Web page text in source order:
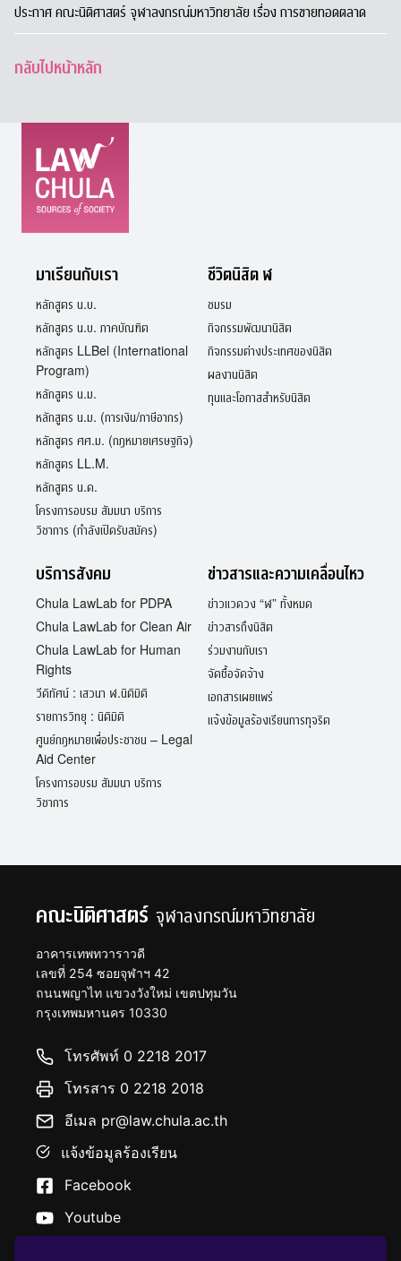
ประกาศ คณะนิติศาสตร์ จุฬาลงกรณ์มหาวิทยาลัย เรื่อง การขายทอดตลาด
กลับไปหน้าหลัก
มาเรียนกับเรา
หลักสูตร น.บ.
หลักสูตร น.บ. ภาคบัณฑิต
หลักสูตร LLBel (International
Program)
หลักสูตร น.ม.
หลักสูตร น.ม. (การเงิน/ภาษีอากร)
หลักสูตร ศศ.ม. (กฎหมายเศรษฐกิจ)
หลักสูตร LL.M.
หลักสูตร น.ด.
โครงการอบรม สัมมนา บริการ
วิชาการ (กำลังเปิดรับสมัคร)
ชีวิตนิสิต ฬ
ชมรม
กิจกรรมพัฒนานิสิต
กิจกรรมต่างประเทศของนิสิต
ผลงานนิสิต
ทุนและโอกาสสำหรับนิสิต
บริการสังคม
Chula LawLab for PDPA
Chula LawLab for Clean Air
Chula LawLab for Human
Rights
วีดิทัศน์ : เสวนา ฬ.นิติมิติ
รายการวิทยุ : นิติมิติ
ศูนย์กฎหมายเพื่อประชาชน – Legal
Aid Center
โครงการอบรม สัมมนา บริการ
วิชาการ
ข่าวสารและความเคลื่อนไหว
ข่าวแวดวง “ฬ” ทั้งหมด
ข่าวสารถึงนิสิต
ร่วมงานกับเรา
จัดซื้อจัดจ้าง
เอกสารเผยแพร่
แจ้งข้อมูลร้องเรียนการทุจริต
คณะนิติศาสตร์ จุฬาลงกรณ์มหาวิทยาลัย
อาคารเทพทวาราวดี
เลขที่ 254 ซอยจุฬาฯ 42
ถนนพญาไท แขวงวังใหม่ เขตปทุมวัน
กรุงเทพมหานคร 10330
โทรศัพท์ 0 2218 2017
โทรสาร 0 2218 2018
อีเมล pr@law.chula.ac.th
แจ้งข้อมูลร้องเรียน
Facebook
Youtube